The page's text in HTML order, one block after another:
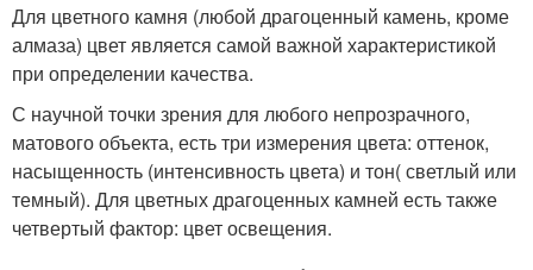
Для цветного камня (любой драгоценный камень, кроме
алмаза) цвет является самой важной характеристикой
при определении качества.
С научной точки зрения для любого непрозрачного,
матового объекта, есть три измерения цвета: оттенок,
насыщенность (интенсивность цвета) и тон( светлый или
темный). Для цветных драгоценных камней есть также
четвертый фактор: цвет освещения.